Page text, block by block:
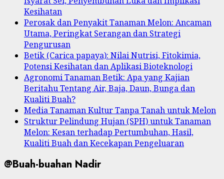
Kesihatan
Perosak dan Penyakit Tanaman Melon: Ancaman
Utama, Peringkat Serangan dan Strategi
Pengurusan
Betik (Carica papaya): Nilai Nutrisi, Fitokimia,
Potensi Kesihatan dan Aplikasi Bioteknologi
Agronomi Tanaman Betik: Apa yang Kajian
Beritahu Tentang Air, Baja, Daun, Bunga dan
Kualiti Buah?
Media Tanaman Kultur Tanpa Tanah untuk Melon
Struktur Pelindung Hujan (SPH) untuk Tanaman
Melon: Kesan terhadap Pertumbuhan, Hasil,
Kualiti Buah dan Kecekapan Pengeluaran
@Buah-buahan Nadir